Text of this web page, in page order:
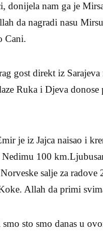
donijela nam ga je
da nagradi nasu
Cani.
gost direkt iz
Ruka i Djeva
je iz Jajca naisao i
100
salje za
Allah da primi
sto smo danas u